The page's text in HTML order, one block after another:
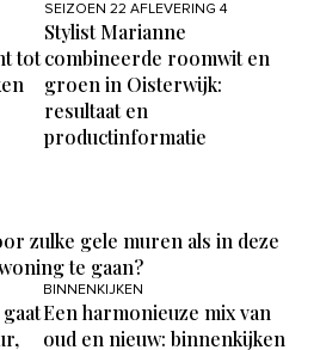
tot
SEIZOEN 22 AFLEVERING 4
Stylist Marianne
combineerde roomwit en
groen in Oisterwijk:
resultaat en
productinformatie
zulke gele muren als in deze
te gaan?
BINNENKIJKEN
Een harmonieuze mix van
oud en nieuw: binnenkijken